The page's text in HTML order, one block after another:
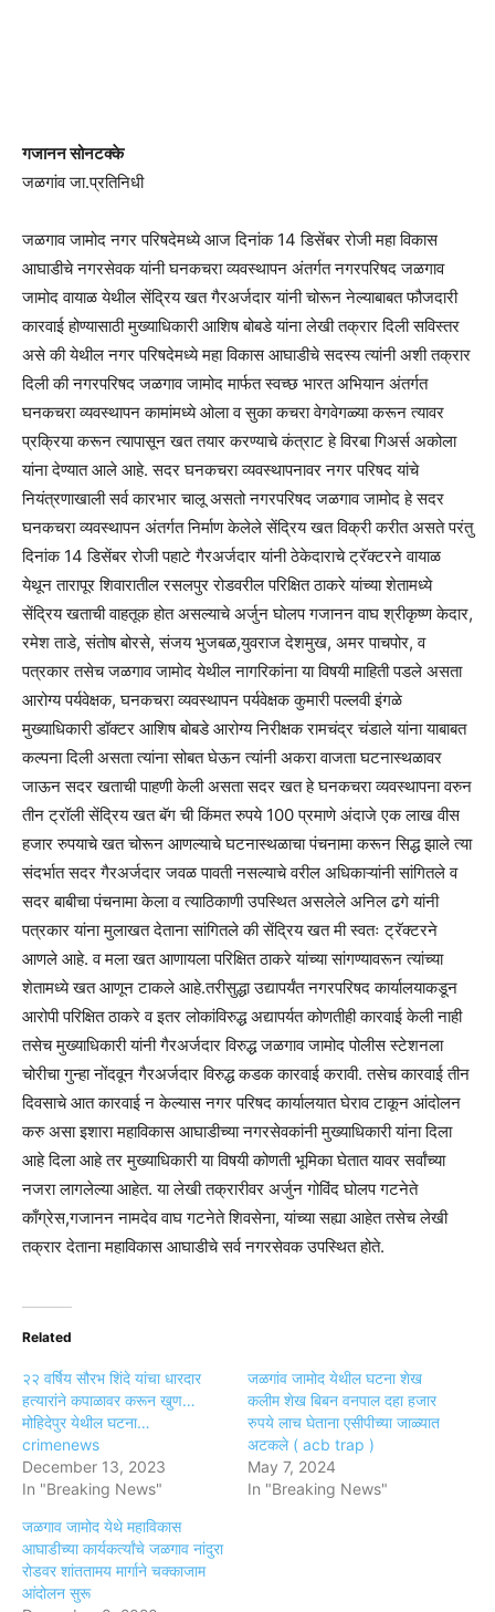
गजानन सोनटक्के
जळगांव जा.प्रतिनिधी
जळगाव जामोद नगर परिषदेमध्ये आज दिनांक 14 डिसेंबर रोजी महा विकास
आघाडीचे नगरसेवक यांनी घनकचरा व्यवस्थापन अंतर्गत नगरपरिषद जळगाव
जामोद वायाळ येथील सेंद्रिय खत गैरअर्जदार यांनी चोरून नेल्याबाबत फौजदारी
कारवाई होण्यासाठी मुख्याधिकारी आशिष बोबडे यांना लेखी तक्रार दिली सविस्तर
असे की येथील नगर परिषदेमध्ये महा विकास आघाडीचे सदस्य त्यांनी अशी तक्रार
दिली की नगरपरिषद जळगाव जामोद मार्फत स्वच्छ भारत अभियान अंतर्गत
घनकचरा व्यवस्थापन कामांमध्ये ओला व सुका कचरा वेगवेगळ्या करून त्यावर
प्रक्रिया करून त्यापासून खत तयार करण्याचे कंत्राट हे विरबा गिअर्स अकोला
यांना देण्यात आले आहे. सदर घनकचरा व्यवस्थापनावर नगर परिषद यांचे
नियंत्रणाखाली सर्व कारभार चालू असतो नगरपरिषद जळगाव जामोद हे सदर
घनकचरा व्यवस्थापन अंतर्गत निर्माण केलेले सेंद्रिय खत विक्री करीत असते परंतु
दिनांक 14 डिसेंबर रोजी पहाटे गैरअर्जदार यांनी ठेकेदाराचे ट्रॅक्टरने वायाळ
येथून तारापूर शिवारातील रसलपुर रोडवरील परिक्षित ठाकरे यांच्या शेतामध्ये
सेंद्रिय खताची वाहतूक होत असल्याचे अर्जुन घोलप गजानन वाघ श्रीकृष्ण केदार,
रमेश ताडे, संतोष बोरसे, संजय भुजबळ,युवराज देशमुख, अमर पाचपोर, व
पत्रकार तसेच जळगाव जामोद येथील नागरिकांना या विषयी माहिती पडले असता
आरोग्य पर्यवेक्षक, घनकचरा व्यवस्थापन पर्यवेक्षक कुमारी पल्लवी इंगळे
मुख्याधिकारी डॉक्टर आशिष बोबडे आरोग्य निरीक्षक रामचंद्र चंडाले यांना याबाबत
कल्पना दिली असता त्यांना सोबत घेऊन त्यांनी अकरा वाजता घटनास्थळावर
जाऊन सदर खताची पाहणी केली असता सदर खत हे घनकचरा व्यवस्थापना वरुन
तीन ट्रॉली सेंद्रिय खत बॅग ची किंमत रुपये 100 प्रमाणे अंदाजे एक लाख वीस
हजार रुपयाचे खत चोरून आणल्याचे घटनास्थळाचा पंचनामा करून सिद्ध झाले त्या
संदर्भात सदर गैरअर्जदार जवळ पावती नसल्याचे वरील अधिकाऱ्यांनी सांगितले व
सदर बाबीचा पंचनामा केला व त्याठिकाणी उपस्थित असलेले अनिल ढगे यांनी
पत्रकार यांना मुलाखत देताना सांगितले की सेंद्रिय खत मी स्वतः ट्रॅक्टरने
आणले आहे. व मला खत आणायला परिक्षित ठाकरे यांच्या सांगण्यावरून त्यांच्या
शेतामध्ये खत आणून टाकले आहे.तरीसुद्धा उद्यापर्यंत नगरपरिषद कार्यालयाकडून
आरोपी परिक्षित ठाकरे व इतर लोकांविरुद्ध अद्यापर्यत कोणतीही कारवाई केली नाही
तसेच मुख्याधिकारी यांनी गैरअर्जदार विरुद्ध जळगाव जामोद पोलीस स्टेशनला
चोरीचा गुन्हा नोंदवून गैरअर्जदार विरुद्ध कडक कारवाई करावी. तसेच कारवाई तीन
दिवसाचे आत कारवाई न केल्यास नगर परिषद कार्यालयात घेराव टाकून आंदोलन
करु असा इशारा महाविकास आघाडीच्या नगरसेवकांनी मुख्याधिकारी यांना दिला
आहे दिला आहे तर मुख्याधिकारी या विषयी कोणती भूमिका घेतात यावर सर्वांच्या
नजरा लागलेल्या आहेत. या लेखी तक्रारीवर अर्जुन गोविंद घोलप गटनेते
काँग्रेस,गजानन नामदेव वाघ गटनेते शिवसेना, यांच्या सह्या आहेत तसेच लेखी
तक्रार देताना महाविकास आघाडीचे सर्व नगरसेवक उपस्थित होते.
Related
२२ वर्षिय सौरभ शिंदे यांचा धारदार
हत्यारांने कपाळावर करून खुण…
मोहिदेपुर येथील घटना…
crimenews
December 13, 2023
In "Breaking News"
जळगांव जामोद येथील घटना शेख
कलीम शेख बिबन वनपाल दहा हजार
रुपये लाच घेताना एसीपीच्या जाळ्यात
अटकले ( acb trap )
May 7, 2024
In "Breaking News"
जळगाव जामोद येथे महाविकास
आघाडीच्या कार्यकर्त्‍यांचे जळगाव नांदुरा
रोडवर शांततामय मार्गाने चक्काजाम
आंदोलन सुरू